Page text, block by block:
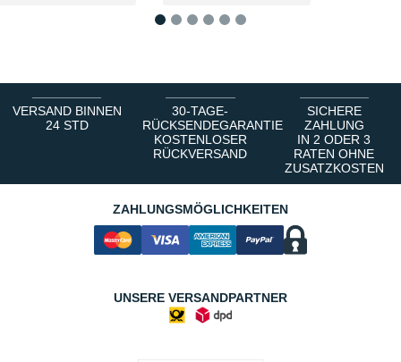
VERSAND BINNEN
24 STD
30-TAGE-
RÜCKSENDEGARANTIE
KOSTENLOSER
RÜCKVERSAND
SICHERE
ZAHLUNG
IN 2 ODER 3
RATEN OHNE
ZUSATZKOSTEN
ZAHLUNGSMÖGLICHKEITEN
UNSERE VERSANDPARTNER